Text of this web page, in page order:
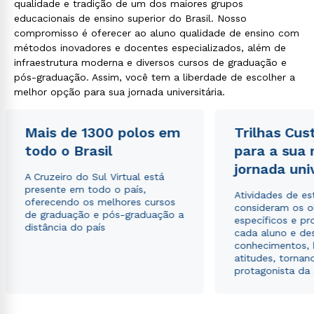
qualidade e tradição de um dos maiores grupos
educacionais de ensino superior do Brasil. Nosso
compromisso é oferecer ao aluno qualidade de ensino com
métodos inovadores e docentes especializados, além de
infraestrutura moderna e diversos cursos de graduação e
pós-graduação. Assim, você tem a liberdade de escolher a
melhor opção para sua jornada universitária.
Mais de 1300 polos em
todo o Brasil
A Cruzeiro do Sul Virtual está
presente em todo o país,
oferecendo os melhores cursos
de graduação e pós-graduação a
distância do país
Trilhas
para a sua
jornada
Atividades de
consideram os
específicos e
cada aluno e
conhecimentos,
atitudes,
protagonista da
Estou de acordo com aPolítica de Privacidade.e
autorizo que meus dados sejam utilizados para o
envio de conteúdos da Cruzeiro do Sul.